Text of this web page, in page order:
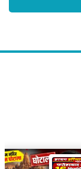
Follow Us